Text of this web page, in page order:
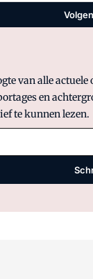
van alle
en
te kunnen lezen.